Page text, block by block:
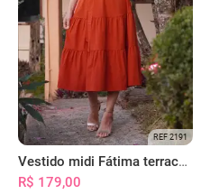
REF 2191
Vestido midi Fátima terracota
R$ 179,00